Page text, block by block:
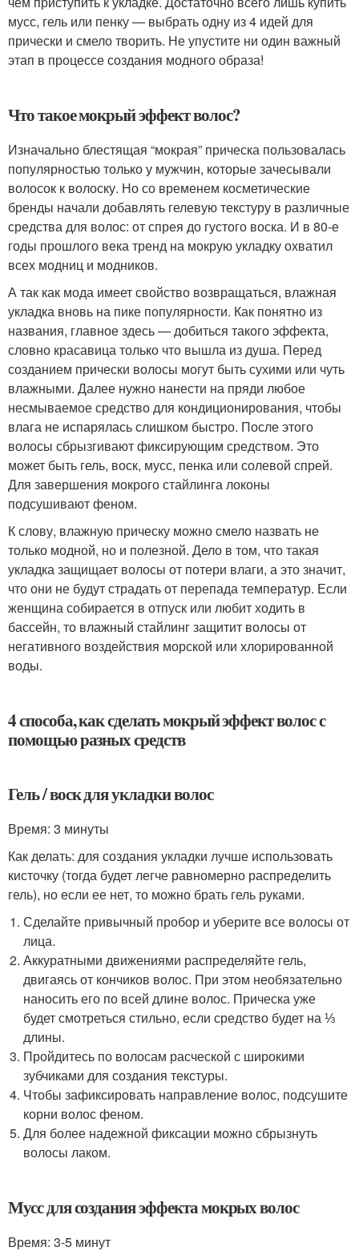
мусс, гель или пенку — выбрать одну из 4 идей для
прически и смело творить. Не упустите ни один важный
этап в процессе создания модного образа!
Что такое мокрый эффект волос?
Изначально блестящая “мокрая” прическа пользовалась
популярностью только у мужчин, которые зачесывали
волосок к волоску. Но со временем косметические
бренды начали добавлять гелевую текстуру в различные
средства для волос: от спрея до густого воска. И в 80-е
годы прошлого века тренд на мокрую укладку охватил
всех модниц и модников.
А так как мода имеет свойство возвращаться, влажная
укладка вновь на пике популярности. Как понятно из
названия, главное здесь — добиться такого эффекта,
словно красавица только что вышла из душа. Перед
созданием прически волосы могут быть сухими или чуть
влажными. Далее нужно нанести на пряди любое
несмываемое средство для кондиционирования, чтобы
влага не испарялась слишком быстро. После этого
волосы сбрызгивают фиксирующим средством. Это
может быть гель, воск, мусс, пенка или солевой спрей.
Для завершения мокрого стайлинга локоны
подсушивают феном.
К слову, влажную прическу можно смело назвать не
только модной, но и полезной. Дело в том, что такая
укладка защищает волосы от потери влаги, а это значит,
что они не будут страдать от перепада температур. Если
женщина собирается в отпуск или любит ходить в
бассейн, то влажный стайлинг защитит волосы от
негативного воздействия морской или хлорированной
воды.
4 способа, как сделать мокрый эффект волос с
помощью разных средств
Гель / воск для укладки волос
Время: 3 минуты
Как делать: для создания укладки лучше использовать
кисточку (тогда будет легче равномерно распределить
гель), но если ее нет, то можно брать гель руками.
Сделайте привычный пробор и уберите все волосы от
лица.
Аккуратными движениями распределяйте гель,
двигаясь от кончиков волос. При этом необязательно
наносить его по всей длине волос. Прическа уже
будет смотреться стильно, если средство будет на ⅓
длины.
Пройдитесь по волосам расческой с широкими
зубчиками для создания текстуры.
Чтобы зафиксировать направление волос, подсушите
корни волос феном.
Для более надежной фиксации можно сбрызнуть
волосы лаком.
Мусс для создания эффекта мокрых волос
Время: 3-5 минут